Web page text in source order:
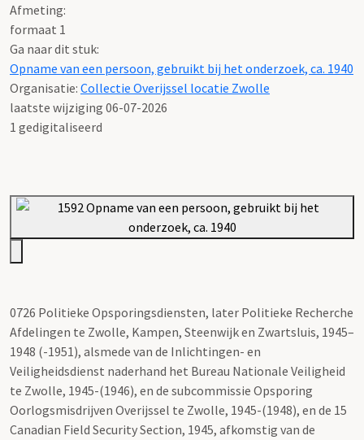
Afmeting:
formaat 1
Ga naar dit stuk:
Opname van een persoon, gebruikt bij het onderzoek, ca. 1940
Organisatie: Collectie Overijssel locatie Zwolle
laatste wijziging 06-07-2026
1 gedigitaliseerd
0726 Politieke Opsporingsdiensten, later Politieke Recherche
Afdelingen te Zwolle, Kampen, Steenwijk en Zwartsluis, 1945–
1948 (-1951), alsmede van de Inlichtingen- en
Veiligheidsdienst naderhand het Bureau Nationale Veiligheid
te Zwolle, 1945-(1946), en de subcommissie Opsporing
Oorlogsmisdrijven Overijssel te Zwolle, 1945-(1948), en de 15
Canadian Field Security Section, 1945, afkomstig van de